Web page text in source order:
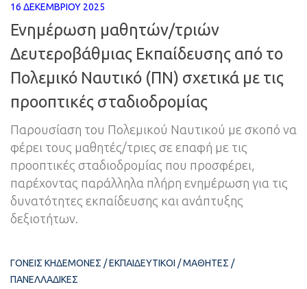
16 ΔΕΚΕΜΒΡΊΟΥ 2025
Ενημέρωση μαθητών/τριών
Δευτεροβάθμιας Εκπαίδευσης από το
Πολεμικό Ναυτικό (ΠΝ) σχετικά με τις
προοπτικές σταδιοδρομίας
Παρουσίαση του Πολεμικού Ναυτικού με σκοπό να
φέρει τους μαθητές/τριες σε επαφή με τις
προοπτικές σταδιοδρομίας που προσφέρει,
παρέχοντας παράλληλα πλήρη ενημέρωση για τις
δυνατότητες εκπαίδευσης και ανάπτυξης
δεξιοτήτων.
ΓΟΝΕΊΣ ΚΗΔΕΜΌΝΕΣ /ΕΚΠΑΙΔΕΥΤΙΚΟΊ /ΜΑΘΗΤΈΣ /
ΠΑΝΕΛΛΑΔΙΚΈΣ